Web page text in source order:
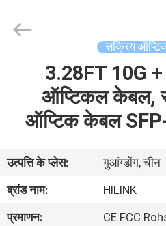
उत्पाद
हमारे
बारे
में
Technology
Co.,Ltd..
सक्रिय
3.28FT 10G
ऑप्टिकल केबल,
ऑप्टिक केबल
उत्पत्ति के प्लेस:
गुआंग्डोंग, चीन
ब्रांड नाम:
HILINK
प्रमाणन:
CE FCC